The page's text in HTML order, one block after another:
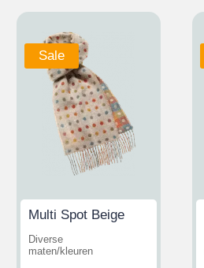
Sale
Multi Spot Beige
Diverse
maten/kleuren